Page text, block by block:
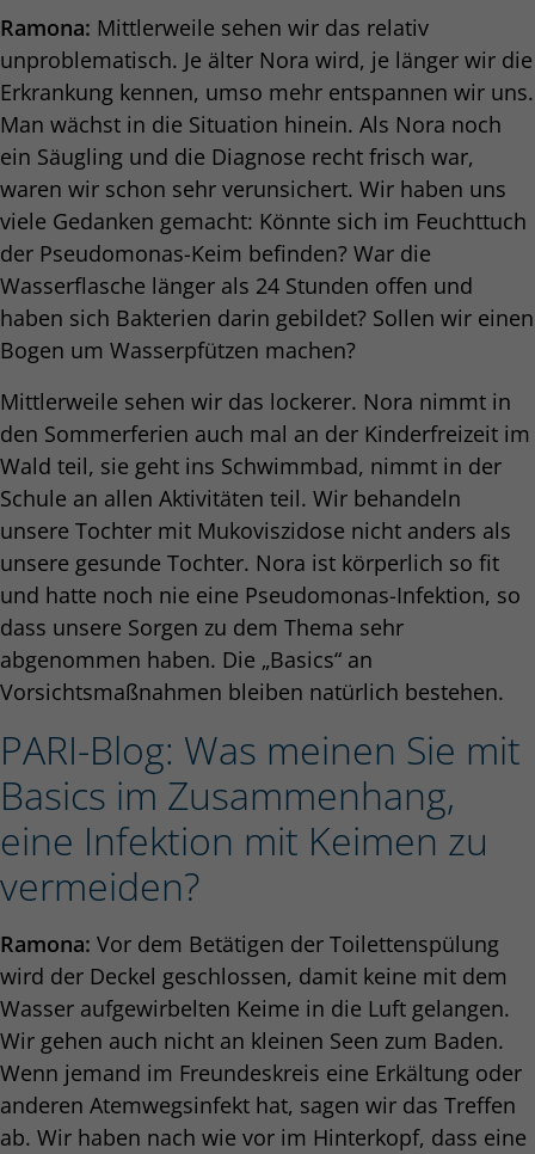
Ramona: Mittlerweile sehen wir das relativ
unproblematisch. Je älter Nora wird, je länger wir die
Erkrankung kennen, umso mehr entspannen wir uns.
Man wächst in die Situation hinein. Als Nora noch
ein Säugling und die Diagnose recht frisch war,
waren wir schon sehr verunsichert. Wir haben uns
viele Gedanken gemacht: Könnte sich im Feuchttuch
der Pseudomonas-Keim befinden? War die
Wasserflasche länger als 24 Stunden offen und
haben sich Bakterien darin gebildet? Sollen wir einen
Bogen um Wasserpfützen machen?
Mittlerweile sehen wir das lockerer. Nora nimmt in
den Sommerferien auch mal an der Kinderfreizeit im
Wald teil, sie geht ins Schwimmbad, nimmt in der
Schule an allen Aktivitäten teil. Wir behandeln
unsere Tochter mit Mukoviszidose nicht anders als
unsere gesunde Tochter. Nora ist körperlich so fit
und hatte noch nie eine Pseudomonas-Infektion, so
dass unsere Sorgen zu dem Thema sehr
abgenommen haben. Die „Basics“ an
Vorsichtsmaßnahmen bleiben natürlich bestehen.
PARI-Blog: Was meinen Sie mit
Basics im Zusammenhang,
eine Infektion mit Keimen zu
vermeiden?
Ramona: Vor dem Betätigen der Toilettenspülung
wird der Deckel geschlossen, damit keine mit dem
Wasser aufgewirbelten Keime in die Luft gelangen.
Wir gehen auch nicht an kleinen Seen zum Baden.
Wenn jemand im Freundeskreis eine Erkältung oder
anderen Atemwegsinfekt hat, sagen wir das Treffen
ab. Wir haben nach wie vor im Hinterkopf, dass eine